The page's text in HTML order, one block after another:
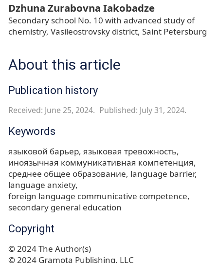
Dzhuna Zurabovna Iakobadze
Secondary school No. 10 with advanced study of
chemistry, Vasileostrovsky district, Saint Petersburg
About this article
Publication history
Received: June 25, 2024. Published: July 31, 2024.
Keywords
языковой барьер языковая тревожность
иноязычная коммуникативная компетенция
среднее общее образование language barrier
language anxiety
foreign language communicative competence
secondary general education
Copyright
© 2024 The Author(s)
© 2024 Gramota Publishing, LLC